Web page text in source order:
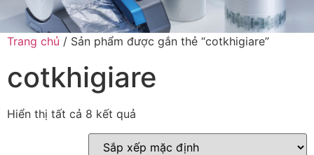
Trang chủ / Sản phẩm được gắn thẻ “cotkhigiare”
cotkhigiare
Hiển thị tất cả 8 kết quả